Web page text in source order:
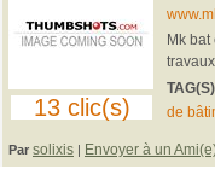
13 clic(s)
Mk
de
Par solixis | Envoyer à un